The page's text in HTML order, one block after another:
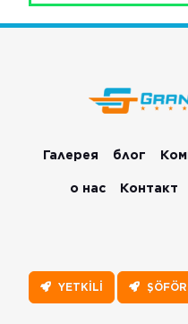
Галерея блог
о нас Контакт
YETKİLİ ŞÖFÖR